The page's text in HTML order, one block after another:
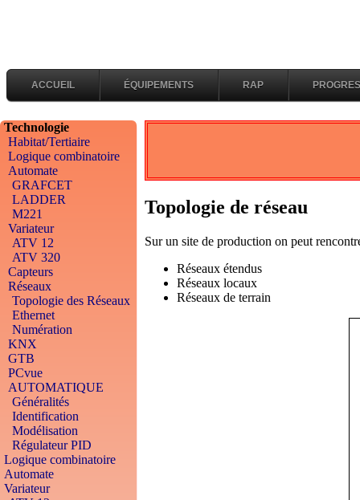
ACCUEIL ÉQUIPEMENTS RAP
Technologie
Habitat/Tertiaire
Logique combinatoire
Automate
GRAFCET
LADDER
M221
Variateur
ATV 12
ATV 320
Capteurs
Réseaux
Topologie des Réseaux
Ethernet
Numération
KNX
GTB
PCvue
AUTOMATIQUE
Généralités
Identification
Modélisation
Régulateur PID
Logique combinatoire
Automate
Variateur
Topologie de réseau
Sur un site de production on peut
Réseaux étendus
Réseaux locaux
Réseaux de terrain